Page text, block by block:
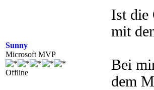
Sunny
Microsoft MVP
Offline
Ist die
mit
Bei
dem